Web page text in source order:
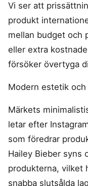
Vi ser att
produkt
mellan budget och
eller extra
försöker övertyga
Modern estetik
Märkets
letar efter
som föredrar
Hailey Bieber syns
produkterna, vilket
snabba slutsålda